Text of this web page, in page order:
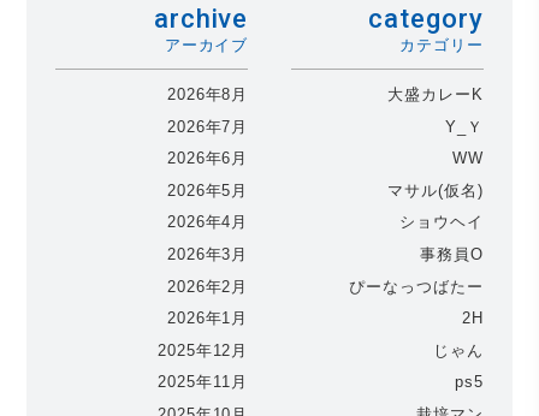
archive
アーカイブ
2026年8月
2026年7月
2026年6月
2026年5月
2026年4月
2026年3月
2026年2月
2026年1月
2025年12月
2025年11月
category
カテゴリー
大盛カレーK
Y_Ｙ
WW
マサル(仮名)
ショウヘイ
事務員O
ぴーなっつばたー
2H
じゃん
ps5